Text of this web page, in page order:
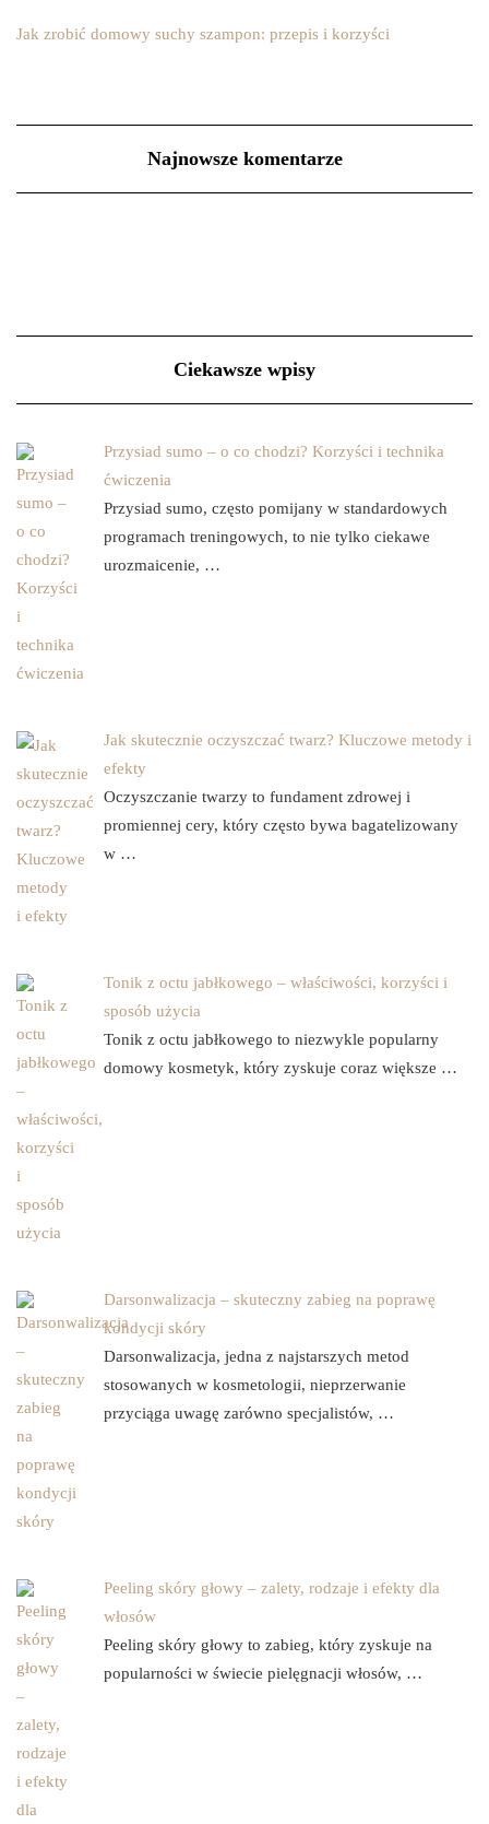
Jak zrobić domowy suchy szampon: przepis i korzyści
Najnowsze komentarze
Ciekawsze wpisy
Przysiad sumo – o co chodzi? Korzyści i technika
ćwiczenia
Przysiad sumo, często pomijany w standardowych
programach treningowych, to nie tylko ciekawe
urozmaicenie, …
Jak skutecznie oczyszczać twarz? Kluczowe metody i
efekty
Oczyszczanie twarzy to fundament zdrowej i
promiennej cery, który często bywa bagatelizowany
w …
Tonik z octu jabłkowego – właściwości, korzyści i
sposób użycia
Tonik z octu jabłkowego to niezwykle popularny
domowy kosmetyk, który zyskuje coraz większe …
Darsonwalizacja – skuteczny zabieg na poprawę
kondycji skóry
Darsonwalizacja, jedna z najstarszych metod
stosowanych w kosmetologii, nieprzerwanie
przyciąga uwagę zarówno specjalistów, …
Peeling skóry głowy – zalety, rodzaje i efekty dla
włosów
Peeling skóry głowy to zabieg, który zyskuje na
popularności w świecie pielęgnacji włosów, …